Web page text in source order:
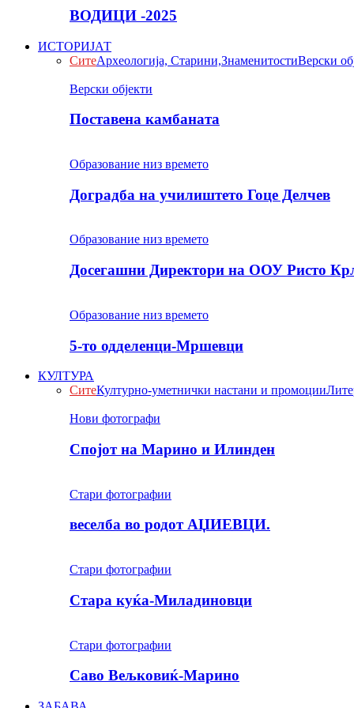
ВОДИЦИ -2025
ИСТОРИЈАТ
СитеАрхеологија, Старини,ЗнаменитостиВерски
Верски објекти
Поставена камбаната
Образование низ времето
Доградба на училиштето Гоце Делчев
Образование низ времето
Досегашни Директори на ООУ Ристо
Образование низ времето
5-то одделенци-Мршевци
КУЛТУРА
СитеКултурно-уметнички настани и промоции
Нови фотографи
Спојот на Марино и Илинден
Стари фотографии
веселба во родот АЏИЕВЦИ.
Стари фотографии
Стара куќа-Миладиновци
Стари фотографии
Саво Вељковиќ-Марино